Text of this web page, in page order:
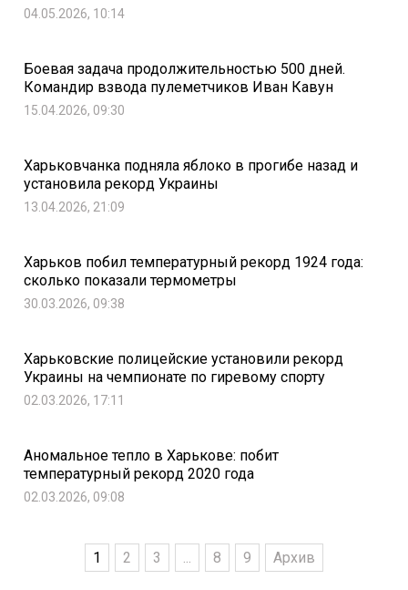
04.05.2026, 10:14
Боевая задача продолжительностью 500 дней.
Командир взвода пулеметчиков Иван Кавун
15.04.2026, 09:30
Харьковчанка подняла яблоко в прогибе назад и
установила рекорд Украины
13.04.2026, 21:09
Харьков побил температурный рекорд 1924 года:
сколько показали термометры
30.03.2026, 09:38
Харьковские полицейские установили рекорд
Украины на чемпионате по гиревому спорту
02.03.2026, 17:11
Аномальное тепло в Харькове: побит
температурный рекорд 2020 года
02.03.2026, 09:08
1 2 3 ... 8 9 Архив